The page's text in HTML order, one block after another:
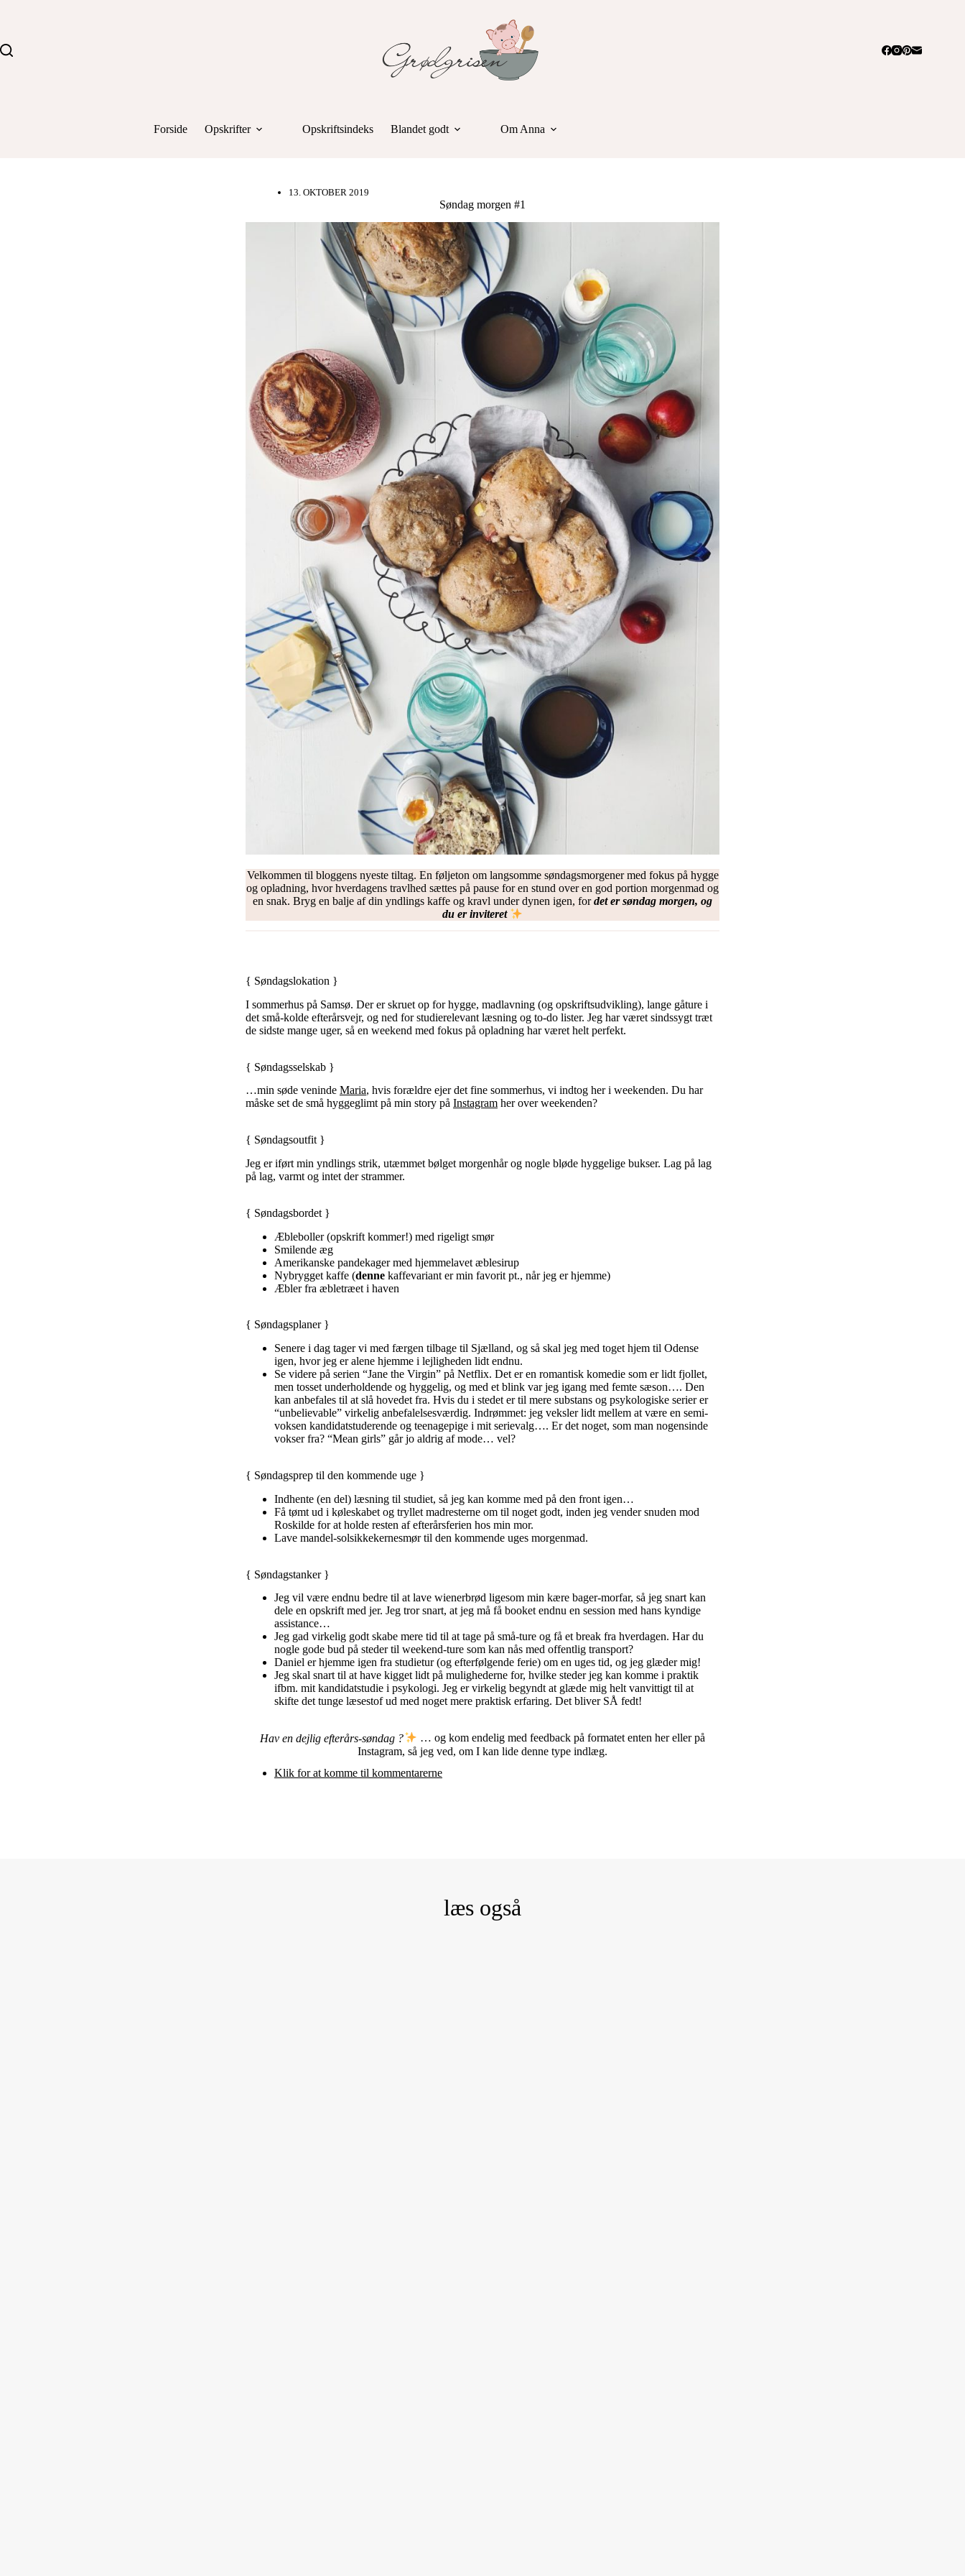
Forside Opskrifter Opskriftsindeks Blandet godt Om Anna
13. OKTOBER 2019
Søndag morgen #1
Velkommen til bloggens nyeste tiltag. En føljeton om langsomme søndagsmorgener med fokus på hygge
og opladning, hvor hverdagens travlhed sættes på pause for en stund over en god portion morgenmad og
en snak. Bryg en balje af din yndlings kaffe og kravl under dynen igen, fordet er søndag morgen, og
du er inviteret
{ Søndagslokation }
I sommerhus på Samsø. Der er skruet op for hygge, madlavning (og opskriftsudvikling), lange gåture i
det små-kolde efterårsvejr, og ned for studierelevant læsning og to-do lister. Jeg har været sindssygt træt
de sidste mange uger, så en weekend med fokus på opladning har været helt perfekt.
{ Søndagsselskab }
…min søde veninde Maria, hvis forældre ejer det fine sommerhus, vi indtog her i weekenden. Du har
måske set de små hyggeglimt på min story på Instagram her over weekenden?
{ Søndagsoutfit }
Jeg er iført min yndlings strik, utæmmet bølget morgenhår og nogle bløde hyggelige bukser. Lag på lag
på lag, varmt og intet der strammer.
{ Søndagsbordet }
Æbleboller (opskrift kommer!) med rigeligt smør
Smilende æg
Amerikanske pandekagermed hjemmelavet æblesirup
Nybrygget kaffe (denne kaffevariant er min favorit pt., når jeg er hjemme)
Æbler fra æbletræet i haven
{ Søndagsplaner }
Senere i dag tager vi med færgen tilbage til Sjælland, og så skal jeg med toget hjem til Odense
igen, hvor jeg er alene hjemme i lejligheden lidt endnu.
Se videre på serien “Jane the Virgin” på Netflix. Det er en romantisk komedie som er lidt fjollet,
men tosset underholdende og hyggelig, og med et blink var jeg igang med femte sæson…. Den
kan anbefales til at slå hovedet fra. Hvis du i stedet er til mere substans og psykologiske serier er
“unbelievable” virkelig anbefalelsesværdig. Indrømmet: jeg veksler lidt mellem at være en semi-
voksen kandidatstuderende og teenagepige i mit serievalg…. Er det noget, som man nogensinde
vokser fra? “Mean girls” går jo aldrig af mode… vel?
{ Søndagsprep til den kommende uge }
Indhente (en del) læsning til studiet, så jeg kan komme med på den front igen…
Få tømt ud i køleskabet og tryllet madresterne om til noget godt, inden jeg vender snuden mod
Roskilde for at holde resten af efterårsferien hos min mor.
Lave mandel-solsikkekernesmørtil den kommende uges morgenmad.
{ Søndagstanker }
Jeg vil være endnu bedre til at lave wienerbrød ligesom min kære bager-morfar, så jeg snart kan
dele en opskrift med jer. Jeg tror snart, at jeg må få booket endnu en session med hans kyndige
assistance…
Jeg gad virkelig godt skabe mere tid til at tage på små-ture og få et break fra hverdagen. Har du
nogle gode bud på steder til weekend-ture som kan nås med offentlig transport?
Daniel er hjemme igen fra studietur (og efterfølgende ferie) om en uges tid, og jeg glæder mig!
Jeg skal snart til at have kigget lidt på mulighederne for, hvilke steder jeg kan komme i praktik
ifbm. mit kandidatstudie i psykologi. Jeg er virkelig begyndt at glæde mig helt vanvittigt til at
skifte det tunge læsestof ud med noget mere praktisk erfaring. Det bliver SÅ fedt!
Hav en dejlig efterårs-søndag ?
… og kom endelig med feedback på formatet enten her eller på
Instagram, så jeg ved, om I kan lide denne type indlæg.
Klik for at komme til kommentarerne
læs også